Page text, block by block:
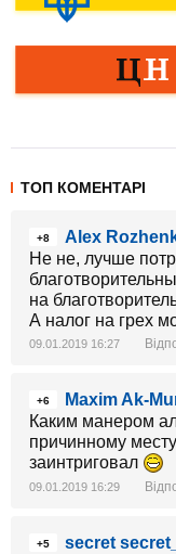
ТОП КОМЕНТАРІ
+8
Alex
Не не, лучше
на
А налог на грех
09.01.2019 16:27
+6
Maxim Ak-
Каким манером
причинному
заинтриговал
09.01.2019 16:29
+5
secret